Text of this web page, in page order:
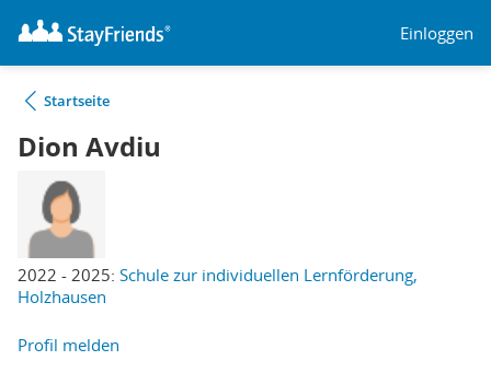
Einloggen
Startseite
Dion Avdiu
2022 - 2025: Schule zur individuellen Lernförderung,
Holzhausen
Profil melden